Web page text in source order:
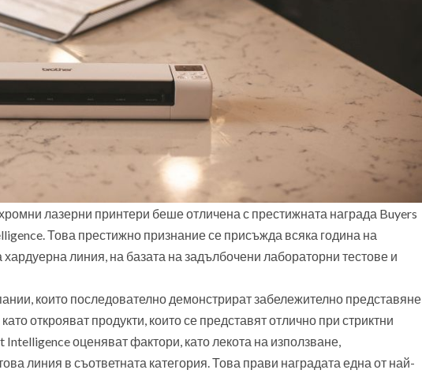
лазерни принтери беше отличена с престижната награда Buyers
Това престижно признание се присъжда всяка година на
линия, на базата на задълбочени лабораторни тестове и
които последователно демонстрират забележително представяне
открояват продукти, които се представят отлично при стриктни
оценяват фактори, като лекота на използване,
линия в съответната категория. Това прави наградата една от най-